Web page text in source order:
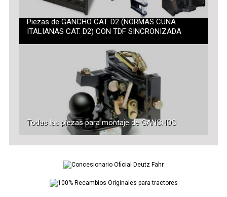
Piezas de GANCHO CAT. D2 (NORMAS CUNA
ITALIANAS CAT. D2) CON TDF SINCRONIZADA
Todas las piezas para montaje de GANCHOS